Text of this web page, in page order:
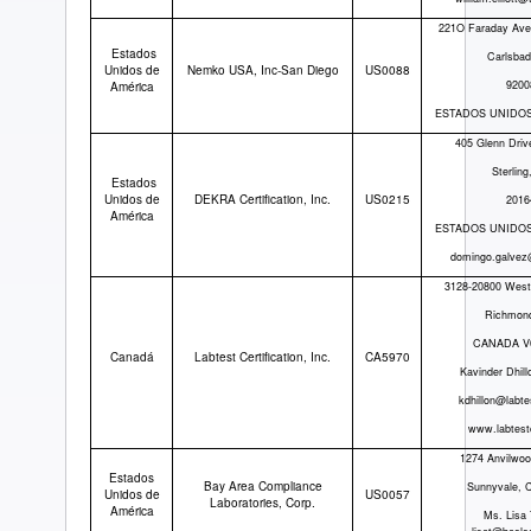
Estados
Unidos de
América
Nemko USA, Inc-San Diego US0088
221O Faraday
ESTADOS
Estados
Unidos de
América
DEKRA Certification, Inc. US0215
405 Glenn
ESTADOS
Canadá Labtest Certification, Inc. CA5970
3128-20800
CANADA
Kavinder
Estados
Unidos de
América
Bay Area Compliance
Laboratories, Corp.
US0057
1274
Sunnyvale,
Ms. Lisa